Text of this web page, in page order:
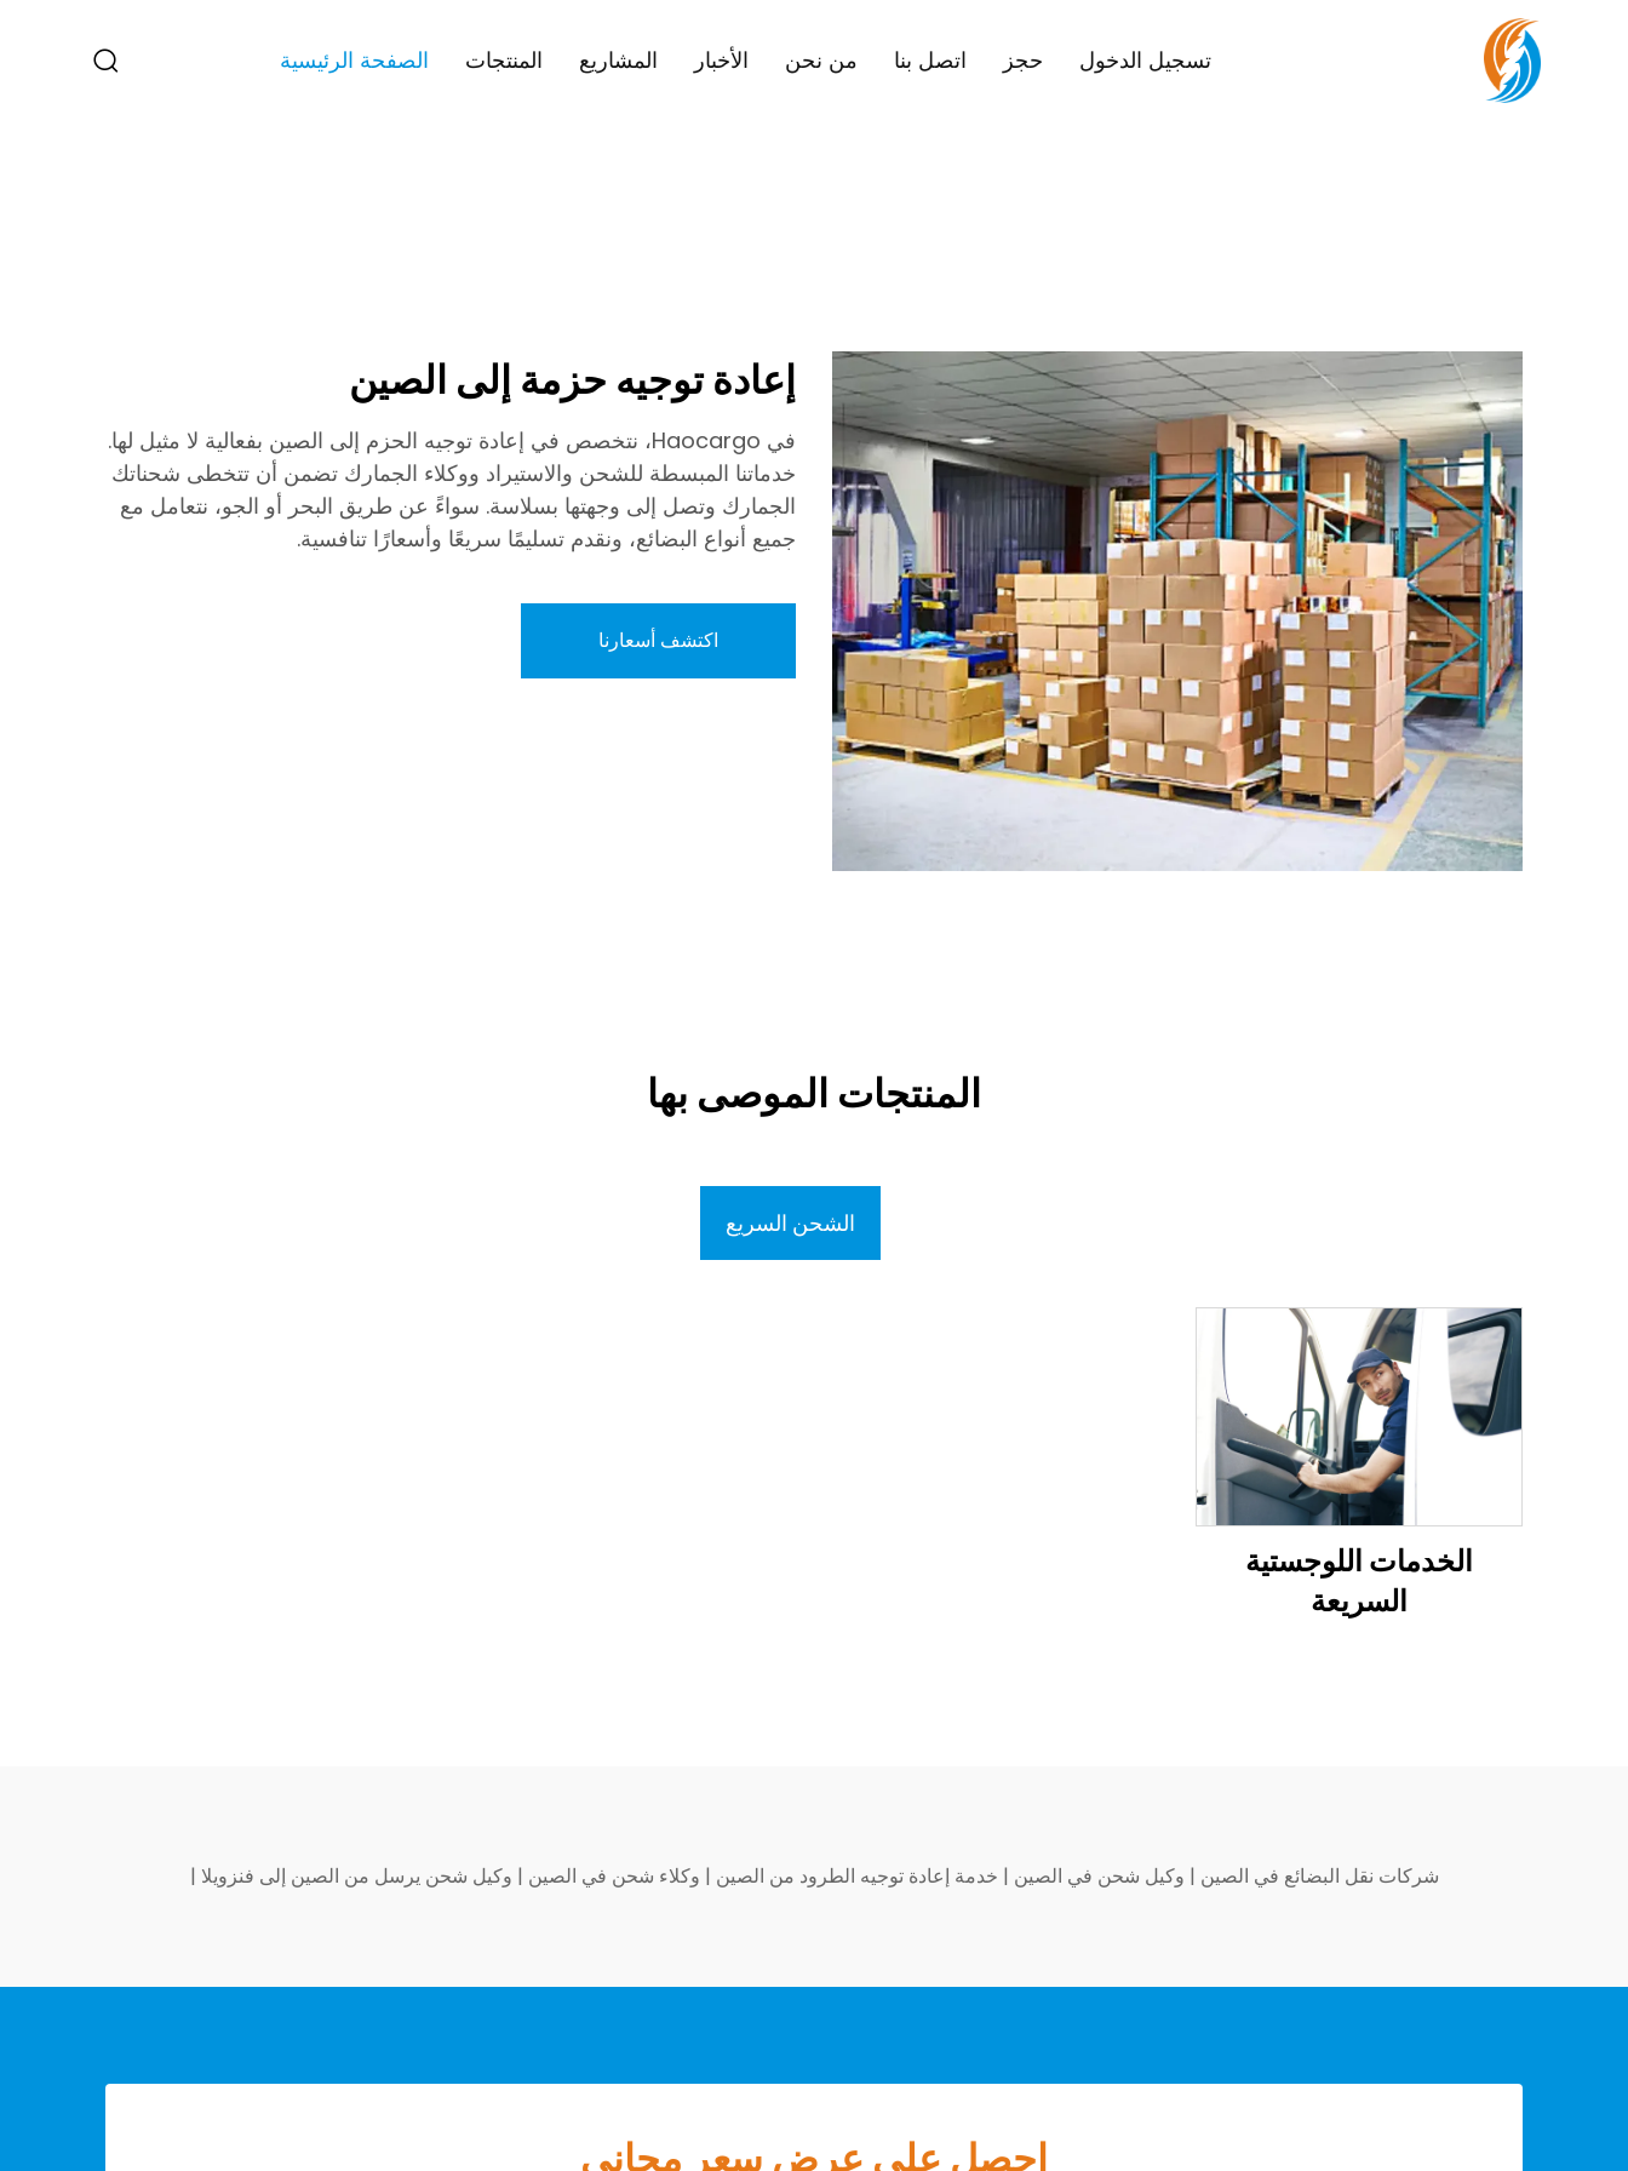
الصفحة الرئيسية المنتجات المشاريع الأخبار من نحن اتصل بنا حجز تسجيل الدخول
إعادة توجيه حزمة إلى الصين
في Haocargo، نتخصص في إعادة توجيه الحزم إلى الصين بفعالية لا مثيل لها.
خدماتنا المبسطة للشحن والاستيراد ووكلاء الجمارك تضمن أن تتخطى شحناتك
الجمارك وتصل إلى وجهتها بسلاسة. سواءً عن طريق البحر أو الجو، نتعامل مع
جميع أنواع البضائع، ونقدم تسليمًا سريعًا وأسعارًا تنافسية.
اكتشف أسعارنا
المنتجات الموصى بها
الشحن السريع
الخدمات اللوجستية
السريعة
شركات نقل البضائع في الصين | وكيل شحن في الصين | خدمة إعادة توجيه الطرود من الصين | وكلاء شحن في الصين | وكيل شحن يرسل من الصين إلى فنزويلا |
احصل على عرض سعر مجاني